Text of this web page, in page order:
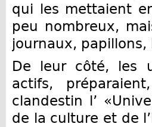
qui les mettaient
peu nombreux,
journaux, papillons,
De leur côté, les
actifs,
clandestin l’
de la culture et de